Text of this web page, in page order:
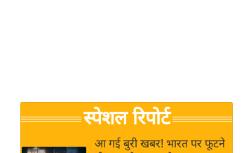
Breaking
News in
Hindi
जगत
स्पेशल रिपोर्ट
आ गई बुरी खबर! भारत पर फूटने